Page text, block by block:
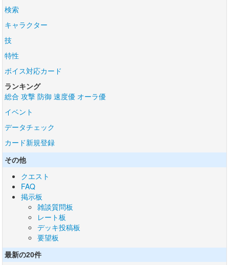
検索
キャラクター
技
特性
ボイス対応カード
ランキング
総合 攻撃 防御 速度優 オーラ優
イベント
データチェック
カード新規登録
その他
クエスト
FAQ
掲示板
雑談質問板
レート板
デッキ投稿板
要望板
最新の20件